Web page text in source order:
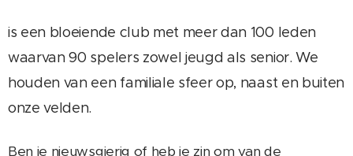
is een bloeiende club met meer dan 100 leden
waarvan 90 spelers zowel jeugd als senior. We
houden van een familiale sfeer op, naast en buiten
onze velden.
Ben je nieuwsgierig of heb je zin om van de